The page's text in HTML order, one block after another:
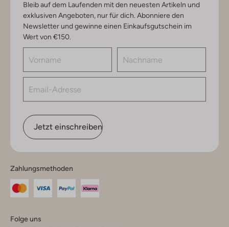
Bleib auf dem Laufenden mit den neuesten Artikeln und
exklusiven Angeboten, nur für dich. Abonniere den
Newsletter und gewinne einen Einkaufsgutschein im
Wert von €150.
Jetzt einschreiben
Zahlungsmethoden
Folge uns